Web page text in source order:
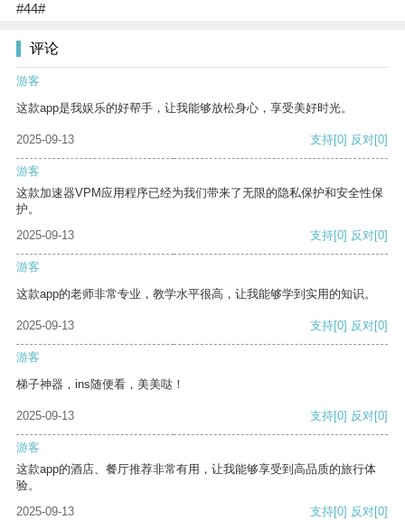
#44#
评论
游客
这款app是我娱乐的好帮手，让我能够放松身心，享受美好时光。
2025-09-13 支持[0] 反对[0]
游客
这款加速器VPM应用程序已经为我们带来了无限的隐私保护和安全性保
护。
2025-09-13
支持[0] 反对[0]
游客
这款app的老师非常专业，教学水平很高，让我能够学到实用的知识。
2025-09-13 支持[0] 反对[0]
游客
梯子神器，ins随便看，美美哒！
2025-09-13 支持[0] 反对[0]
游客
这款app的酒店、餐厅推荐非常有用，让我能够享受到高品质的旅行体
验。
2025-09-13
支持[0] 反对[0]